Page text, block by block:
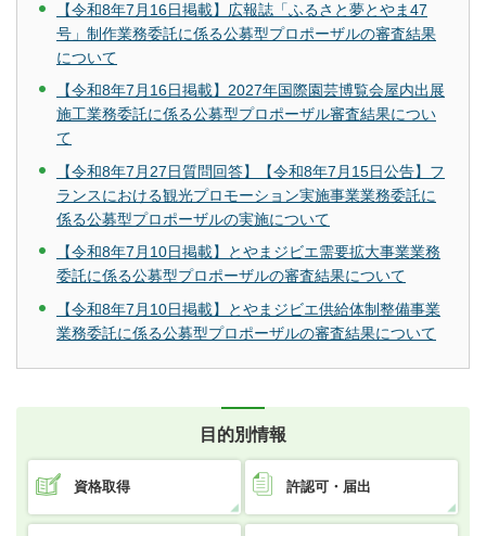
【令和8年7月16日掲載】広報誌「ふるさと夢とやま47
号」制作業務委託に係る公募型プロポーザルの審査結果
について
【令和8年7月16日掲載】2027年国際園芸博覧会屋内出展
施工業務委託に係る公募型プロポーザル審査結果につい
て
【令和8年7月27日質問回答】【令和8年7月15日公告】フ
ランスにおける観光プロモーション実施事業業務委託に
係る公募型プロポーザルの実施について
【令和8年7月10日掲載】とやまジビエ需要拡大事業業務
委託に係る公募型プロポーザルの審査結果について
【令和8年7月10日掲載】とやまジビエ供給体制整備事業
業務委託に係る公募型プロポーザルの審査結果について
目的別情報
資格取得 許認可・届出